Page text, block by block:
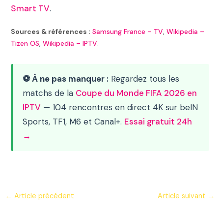
Smart TV.
Sources & références : Samsung France – TV,Wikipedia –
Tizen OS,Wikipedia – IPTV.
⚽ À ne pas manquer : Regardez tous les
matchs de la Coupe du Monde FIFA 2026 en
IPTV — 104 rencontres en direct 4K sur beIN
Sports, TF1, M6 et Canal+. Essai gratuit 24h
→
← Article précédent Article suivant →